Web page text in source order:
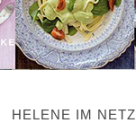
HELENE IM NETZ